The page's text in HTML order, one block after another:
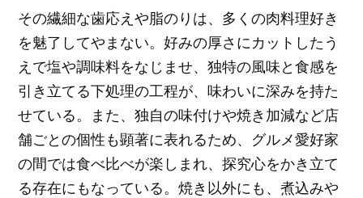
その繊細な歯応えや脂のりは、多くの肉料理好き
を魅了してやまない。好みの厚さにカットしたう
えで塩や調味料をなじませ、独特の風味と食感を
引き立てる下処理の工程が、味わいに深みを持た
せている。また、独自の味付けや焼き加減など店
舗ごとの個性も顕著に表れるため、グルメ愛好家
の間では食べ比べが楽しまれ、探究心をかき立て
る存在にもなっている。焼き以外にも、煮込みや